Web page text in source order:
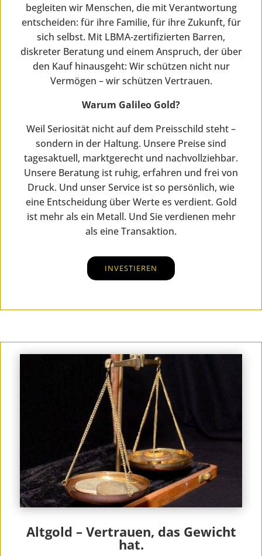
begleiten wir Menschen, die mit Verantwortung
entscheiden: für ihre Familie, für ihre Zukunft, für
sich selbst. Mit LBMA-zertifizierten Barren,
diskreter Beratung und einem Anspruch, der über
den Kauf hinausgeht: Wir schützen nicht nur
Vermögen – wir schützen Vertrauen.
Warum Galileo Gold?
Weil Seriosität nicht auf dem Preisschild steht –
sondern in der Haltung. Unsere Preise sind
tagesaktuell, marktgerecht und nachvollziehbar.
Unsere Beratung ist ruhig, erfahren und frei von
Druck. Und unser Service ist so persönlich, wie
eine Entscheidung über Werte es verdient. Gold
ist mehr als ein Metall. Und Sie verdienen mehr
als eine Transaktion.
INVESTIEREN
Altgold – Vertrauen, das Gewicht
hat.